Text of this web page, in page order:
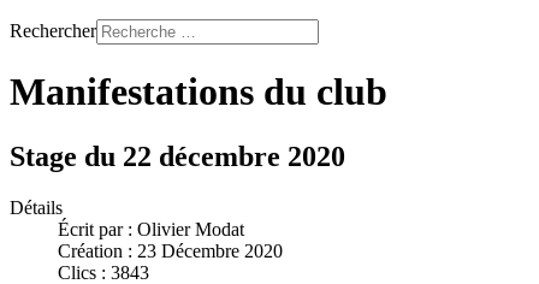
Rechercher
Manifestations du club
Stage du 22 décembre 2020
Détails
Écrit par : Olivier Modat
Création : 23 Décembre 2020
Clics : 3843